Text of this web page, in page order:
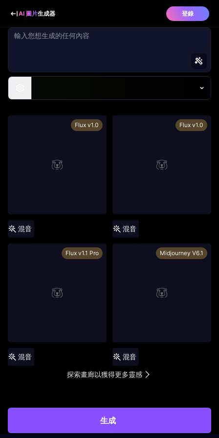
AI 圖片生成器 登錄
生成
Flux v1.0
混音
Flux v1.0
混音
Flux v1.1 Pro
混音
Midjourney V6.1
混音
探索畫廊以獲得更多靈感